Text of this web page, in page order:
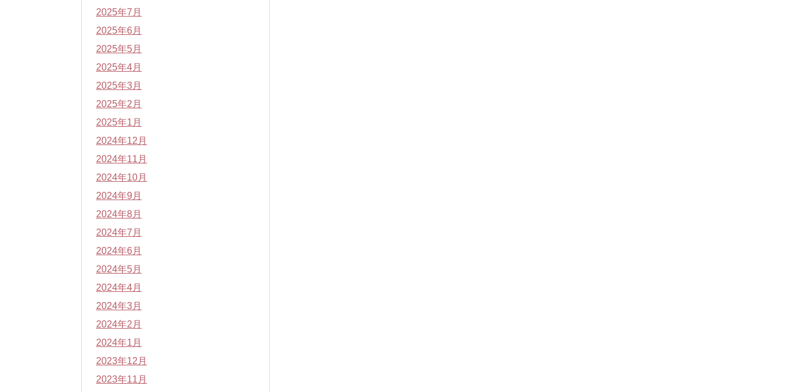
2025年7月
2025年6月
2025年5月
2025年4月
2025年3月
2025年2月
2025年1月
2024年12月
2024年11月
2024年10月
2024年9月
2024年8月
2024年7月
2024年6月
2024年5月
2024年4月
2024年3月
2024年2月
2024年1月
2023年12月
2023年11月